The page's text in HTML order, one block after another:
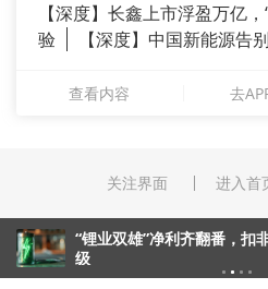
【深度】长鑫上市浮盈万亿
验
【深度】中国新能源告
查看内容 去
关注界面 进入首
“锂业双雄”净利齐翻番，扣
级